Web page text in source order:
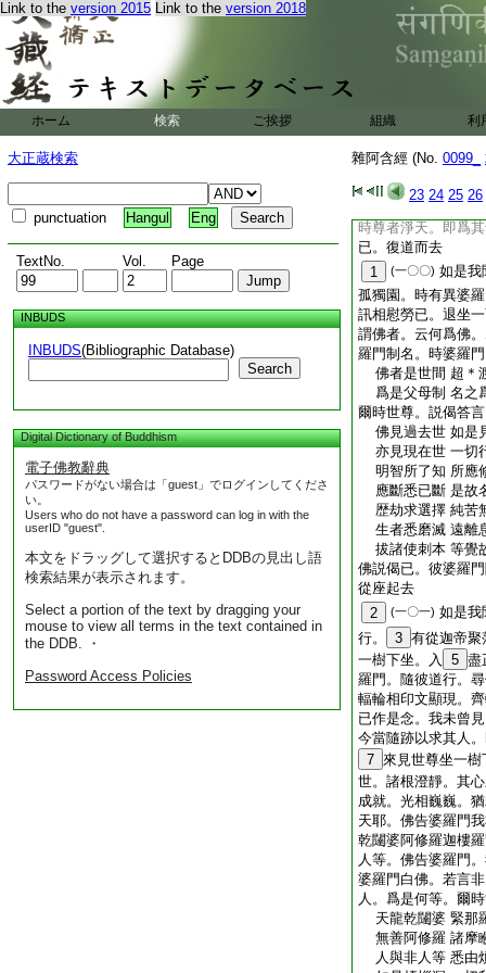
Link to the version 2015 Link to the version 2018
ホーム 検索 ご挨拶 組織 利
大正蔵検索
punctuation Hangul Eng
TextNo. Vol. Page
INBUDS
INBUDS(Bibliographic Database)
Search
Digital Dictionary of Buddhism
電子佛教辭典
パスワードがない場合は「guest」でログインしてくださ
い。
Users who do not have a password can log in with the
userID "guest".
本文をドラッグして選択するとDDBの見出し語
検索結果が表示されます。
Select a portion of the text by dragging your
mouse to view all terms in the text contained in
the DDB. ・
Password Access Policies
雜阿含經 (No. 0099_
23 24 25 26
遠離一切惡 不爲
徳同於梵天 形在
不著一切法 如彼
比丘正念住 其心
當預建立洲 令未
汝觀此牟尼 已
是故當信心 及時
當預建立洲 令未
時尊者淨天。即爲
已。復道而去
1
(一〇〇) 如是我
孤獨園。時有異婆
訊相慰勞已。退坐
謂佛者。云何爲佛
羅門制名。時婆羅
佛者是世間 超＊
爲是父母制 名之
爾時世尊。説偈答言
佛見過去世 如是
亦見現在世 一切
明智所了知 所應
應斷悉已斷 是故
歴劫求選擇 純苦
生者悉磨滅 遠離
拔諸使刺本 等覺
佛説偈已。彼婆羅
從座起去
2
(一〇一) 如是我
行。
3 有從迦帝聚
一樹下坐。入
5 盡
羅門。隨彼道行。
輻輪相印文顯現。
已作是念。我未曾
今當隨跡以求其人
7 來見世尊坐一
世。諸根澄靜。其
成就。光相巍巍。
天耶。佛告婆羅門
乾闥婆阿修羅迦樓
人等。佛告婆羅門
婆羅門白佛。若言
人。爲是何等。爾
天龍乾闥婆 緊那
無善阿修羅 諸摩
人與非人等 悉由